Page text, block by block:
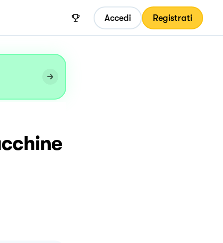
Accedi Registrati